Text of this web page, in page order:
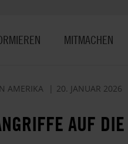
MITMACHEN
AMERIKA 20. JANUAR 2026
AUF DIE